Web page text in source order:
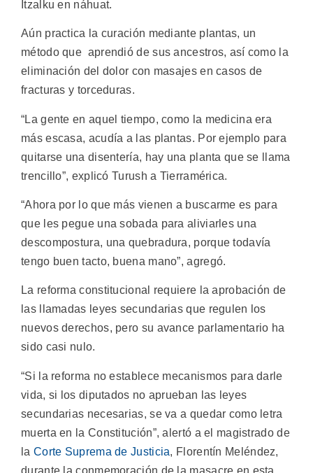
Itzalku en náhuat.
Aún practica la curación mediante plantas, un
método que aprendió de sus ancestros, así como la
eliminación del dolor con masajes en casos de
fracturas y torceduras.
“La gente en aquel tiempo, como la medicina era
más escasa, acudía a las plantas. Por ejemplo para
quitarse una disentería, hay una planta que se llama
trencillo”, explicó Turush a Tierramérica.
“Ahora por lo que más vienen a buscarme es para
que les pegue una sobada para aliviarles una
descompostura, una quebradura, porque todavía
tengo buen tacto, buena mano”, agregó.
La reforma constitucional requiere la aprobación de
las llamadas leyes secundarias que regulen los
nuevos derechos, pero su avance parlamentario ha
sido casi nulo.
“Si la reforma no establece mecanismos para darle
vida, si los diputados no aprueban las leyes
secundarias necesarias, se va a quedar como letra
muerta en la Constitución”, alertó a el magistrado de
la Corte Suprema de Justicia, Florentín Meléndez,
durante la conmemoración de la masacre en esta